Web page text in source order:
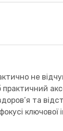
не
та
ключової